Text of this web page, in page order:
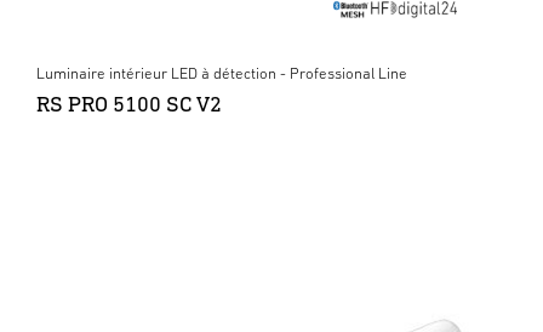
Luminaire intérieur LED à détection - Professional Line
RS PRO 5100 SC V2